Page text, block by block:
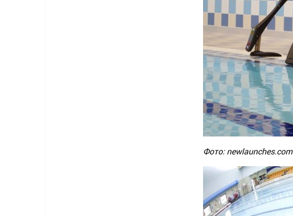
Фото: newlaunches.com